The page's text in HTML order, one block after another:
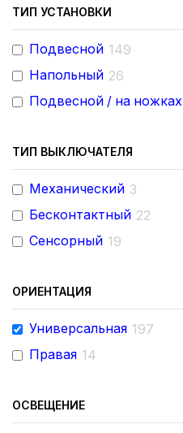
ТИП УСТАНОВКИ
Подвесной 149
Напольный 26
Подвесной / на ножках
ТИП ВЫКЛЮЧАТЕЛЯ
Механический 3
Бесконтактный 22
Сенсорный 19
ОРИЕНТАЦИЯ
Универсальная 197
Правая 14
ОСВЕЩЕНИЕ